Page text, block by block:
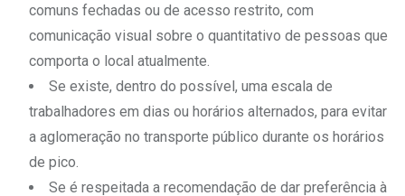
comuns fechadas ou de acesso restrito, com
comunicação visual sobre o quantitativo de pessoas que
comporta o local atualmente.
Se existe, dentro do possível, uma escala de
trabalhadores em dias ou horários alternados, para evitar
a aglomeração no transporte público durante os horários
de pico.
Se é respeitada a recomendação de dar preferência à